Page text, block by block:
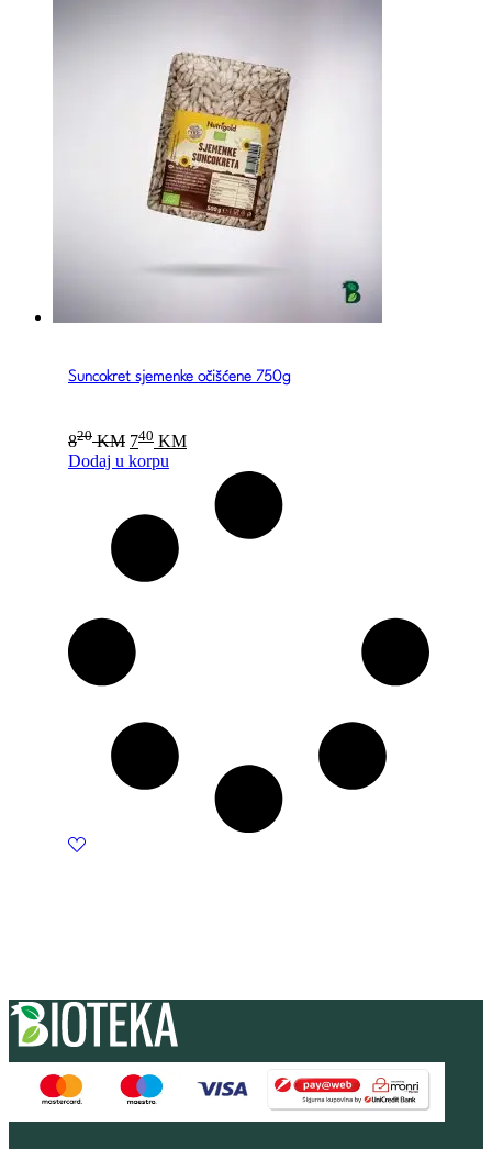
Suncokret sjemenke očišćene 750g
820 KM Original
price
was:
740 KMCurrent
price
740 KM.
Dodaj u korpu